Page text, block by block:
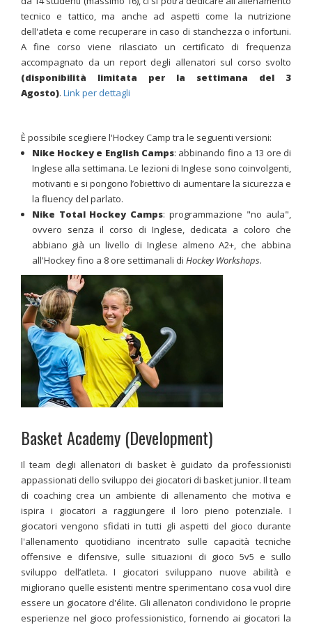
tecnico e tattico, ma anche ad aspetti come la nutrizione
dell'atleta e come recuperare in caso di stanchezza o infortuni.
A fine corso viene rilasciato un certificato di frequenza
accompagnato da un report degli allenatori sul corso svolto
(disponibilità limitata per la settimana del 3
Agosto). Link per dettagli
È possibile scegliere l'Hockey Camp tra le seguenti versioni:
Nike Hockey e English Camps: abbinando fino a 13 ore di
Inglese alla settimana. Le lezioni di Inglese sono coinvolgenti,
motivanti e si pongono l’obiettivo di aumentare la sicurezza e
la fluency del parlato.
Nike Total Hockey Camps: programmazione "no aula",
ovvero senza il corso di Inglese, dedicata a coloro che
abbiano già un livello di Inglese almeno A2+, che abbina
all'Hockey fino a 8 ore settimanali di Hockey Workshops.
Basket Academy (Development)
Il team degli allenatori di basket è guidato da professionisti
appassionati dello sviluppo dei giocatori di basket junior. Il team
di coaching crea un ambiente di allenamento che motiva e
ispira i giocatori a raggiungere il loro pieno potenziale. I
giocatori vengono sfidati in tutti gli aspetti del gioco durante
l'allenamento quotidiano incentrato sulle capacità tecniche
offensive e difensive, sulle situazioni di gioco 5v5 e sullo
sviluppo dell’atleta. I giocatori sviluppano nuove abilità e
migliorano quelle esistenti mentre sperimentano cosa vuol dire
essere un giocatore d'élite. Gli allenatori condividono le proprie
esperienze nel gioco professionistico, fornendo ai giocatori la